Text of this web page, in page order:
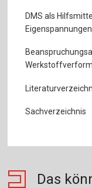
DMS als
Eigenspannungen
Sachverzeichnis
Das